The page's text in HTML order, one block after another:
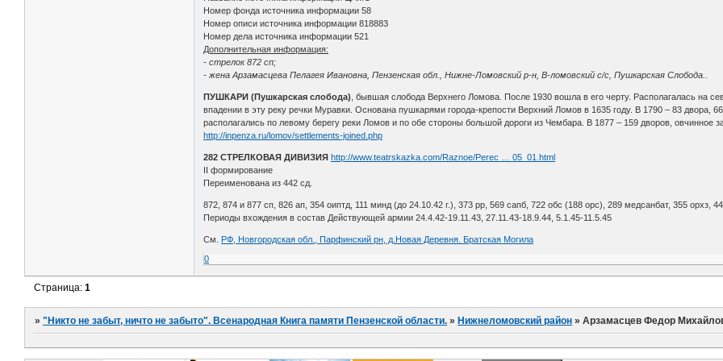
Номер фонда источника информации 58
Номер описи источника информации 818883
Номер дела источника информации 521
Дополнительная информация:
- стрелок 872 сп;
- жена Арзамасцева Пелагея Ивановна, Пензенская обл., Нижне-Ломовский р-н, В-ломовский с/с, Пушкарская Слобода..
ПУШКАРИ (Пушкарская слобода) , бывшая слобода Верхнего Ломова. После 1930 вошла в его черту. Располагалась на
впадении в эту реку речки Муравки. Основана пушкарями города-крепости Верхний Ломов в 1635 году. В 1790 – 83 двора,
располагались по левому берегу реки Ломов и по обе стороны большой дороги из Чембара. В 1877 – 159 дворов, овчинное
http://inpenza.ru/lomov/settlements-joined.php
282 СТРЕЛКОВАЯ ДИВИЗИЯ http://www.teatrskazka.com/Raznoe/Perec … 05_01.html
II формирование
Переименована из 442 сд.
872, 874 и 877 сп, 826 ап, 354 оиптд, 111 минд (до 24.10.42 г.), 373 рр, 569 сапб, 722 обс (188 орс), 289 медсанбат, 355 орхз,
Периоды вхождения в состав Действующей армии 24.4.42-19.11.43, 27.11.43-18.9.44, 5.1.45-11.5.45
См. РФ, Новгородская обл., Парфинский рн, д.Новая Деревня. Братская Могила
0
Страница:1
»"Никто не забыт, ничто не забыто". Всенародная Книга памяти Пензенской области. » Нижнеломовский район »Арзамасцев Федор